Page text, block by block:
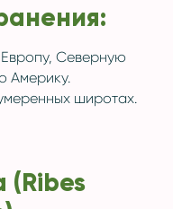
Северную
Америку.
широтах.
(Ribes